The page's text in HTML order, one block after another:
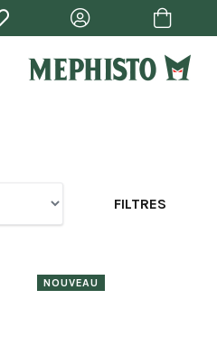
FILTRES